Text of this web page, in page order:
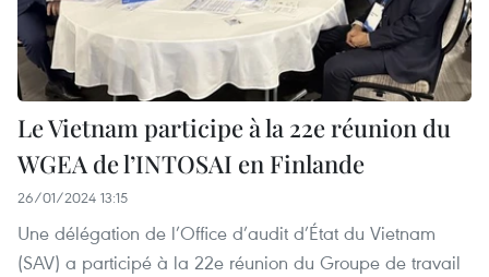
Le Vietnam participe à la 22e réunion du
WGEA de l’INTOSAI en Finlande
26/01/2024 13:15
Une délégation de l’Office d’audit d’État du Vietnam
(SAV) a participé à la 22e réunion du Groupe de travail